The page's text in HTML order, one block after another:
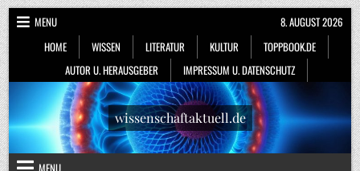
Skip
to
content
MENU
HOME
WISSEN LITERATUR KULTUR
TOPPBOOK.DE
AUTOR U. HERAUSGEBER
IMPRESSUM U. DATENSCHUTZ
8. AUGUST 2026
wissenschaftaktuell.de